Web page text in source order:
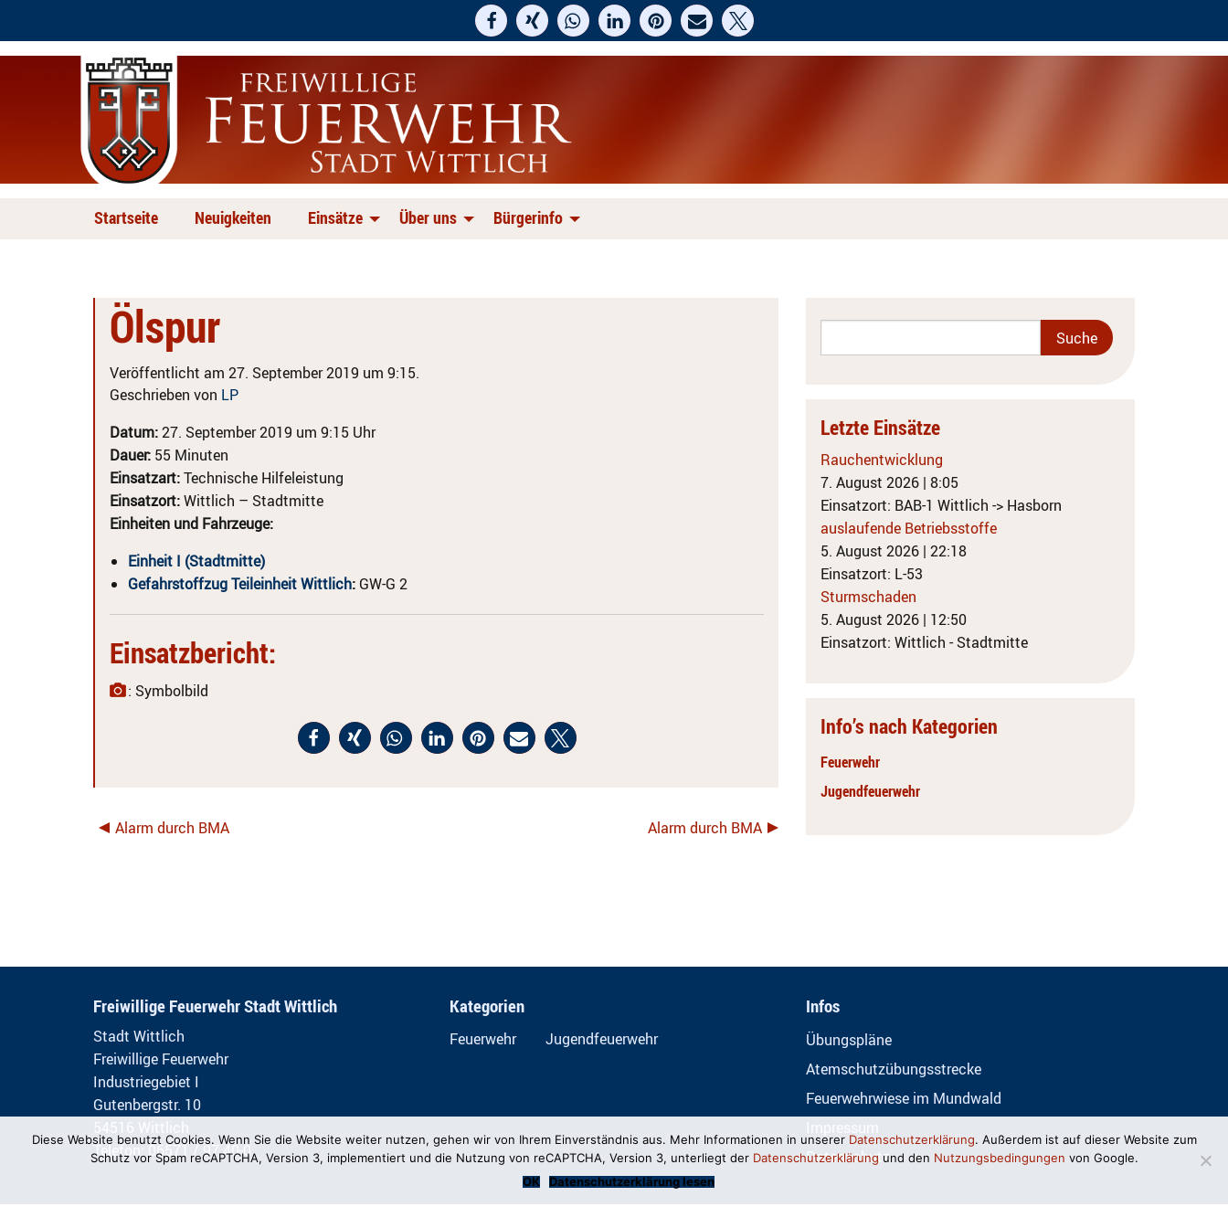
Startseite Neuigkeiten Einsätze Über uns Bürgerinfo
Ölspur
Veröffentlicht am 27. September 2019 um 9:15.
Geschrieben von LP
Datum:27. September 2019 um 9:15 Uhr
Dauer: 55 Minuten
Einsatzart:Technische Hilfeleistung
Einsatzort:Wittlich – Stadtmitte
Einheiten und Fahrzeuge:
Einheit I (Stadtmitte)
Gefahrstoffzug Teileinheit Wittlich: GW-G 2
Einsatzbericht:
: Symbolbild
Alarm durch BMA Alarm durch BMA
Letzte Einsätze
Rauchentwicklung
7. August 2026 | 8:05
Einsatzort: BAB-1 Wittlich -> Hasborn
auslaufende Betriebsstoffe
5. August 2026 | 22:18
Einsatzort: L-53
Sturmschaden
5. August 2026 | 12:50
Einsatzort: Wittlich - Stadtmitte
Info’s nach Kategorien
Feuerwehr
Jugendfeuerwehr
Freiwillige Feuerwehr Stadt Wittlich
Stadt Wittlich
Freiwillige Feuerwehr
Industriegebiet I
Gutenbergstr. 10
Telefon: 06571 / 97 40-0
Kategorien
Feuerwehr Jugendfeuerwehr
Infos
Übungspläne
Atemschutzübungsstrecke
Feuerwehrwiese im Mundwald
Datenschutz
Diese Website benutzt Cookies. Wenn Sie die Website weiter nutzen, gehen wir von Ihrem Einverständnis aus. Mehr Informationen in unserer Datenschutzerklärung. Außerdem ist auf dieser Website zum
Schutz vor Spam reCAPTCHA, Version 3, implementiert und die Nutzung von reCAPTCHA, Version 3, unterliegt der Datenschutzerklärung und den Nutzungsbedingungen von Google.
OK
Datenschutzerklärung lesen